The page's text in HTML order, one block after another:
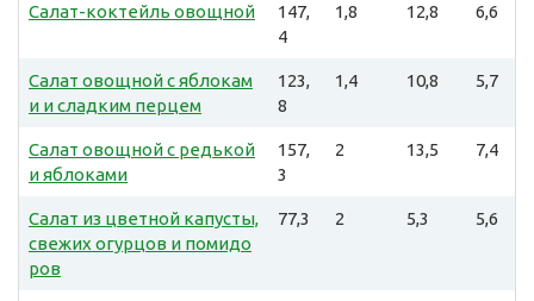
Салат-коктейль овощной
147,
4
1,8 12,8 6,6
Салат овощной с яблокам
и и сладким перцем
123,
8
1,4 10,8 5,7
Салат овощной с редькой
и яблоками
157,
3
2 13,5 7,4
Салат из цветной капусты,
свежих огурцов и помидо
ров
77,3 2 5,3 5,6